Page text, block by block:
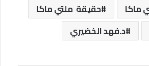
ماكا
حقيقة ملتي ماكا
د.فهد الخضيري